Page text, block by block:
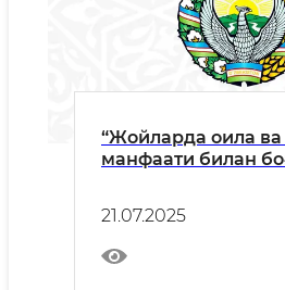
“Жойларда оила ва
манфаати билан
топиш - устувор
21.07.2025